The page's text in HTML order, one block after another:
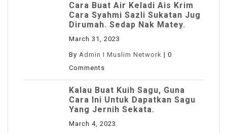
Cara Buat Air Keladi Ais Krim
Cara Syahmi Sazli Sukatan Jug
Dirumah. Sedap Nak Matey.
March 31, 2023
By Admin I Muslim Network | 0
Comments
Kalau Buat Kuih Sagu, Guna
Cara Ini Untuk Dapatkan Sagu
Yang Jernih Sekata.
March 4, 2023